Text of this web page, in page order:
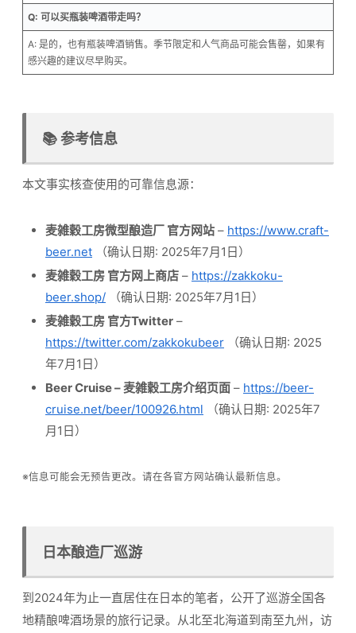
Q: 可以买瓶装啤酒带走吗？
A: 是的，也有瓶装啤酒销售。季节限定和人气商品可能会售罄，如果有
感兴趣的建议尽早购买。
📚 参考信息
本文事实核查使用的可靠信息源：
麦雑穀工房微型酿造厂 官方网站 – https://www.craft-
beer.net （确认日期: 2025年7月1日）
麦雑穀工房 官方网上商店 – https://zakkoku-
beer.shop/ （确认日期: 2025年7月1日）
麦雑穀工房 官方Twitter –
https://twitter.com/zakkokubeer （确认日期: 2025
年7月1日）
Beer Cruise – 麦雑穀工房介绍页面 – https://beer-
cruise.net/beer/100926.html （确认日期: 2025年7
月1日）
※信息可能会无预告更改。请在各官方网站确认最新信息。
日本酿造厂巡游
到2024年为止一直居住在日本的笔者，公开了巡游全国各
地精酿啤酒场景的旅行记录。从北至北海道到南至九州，访